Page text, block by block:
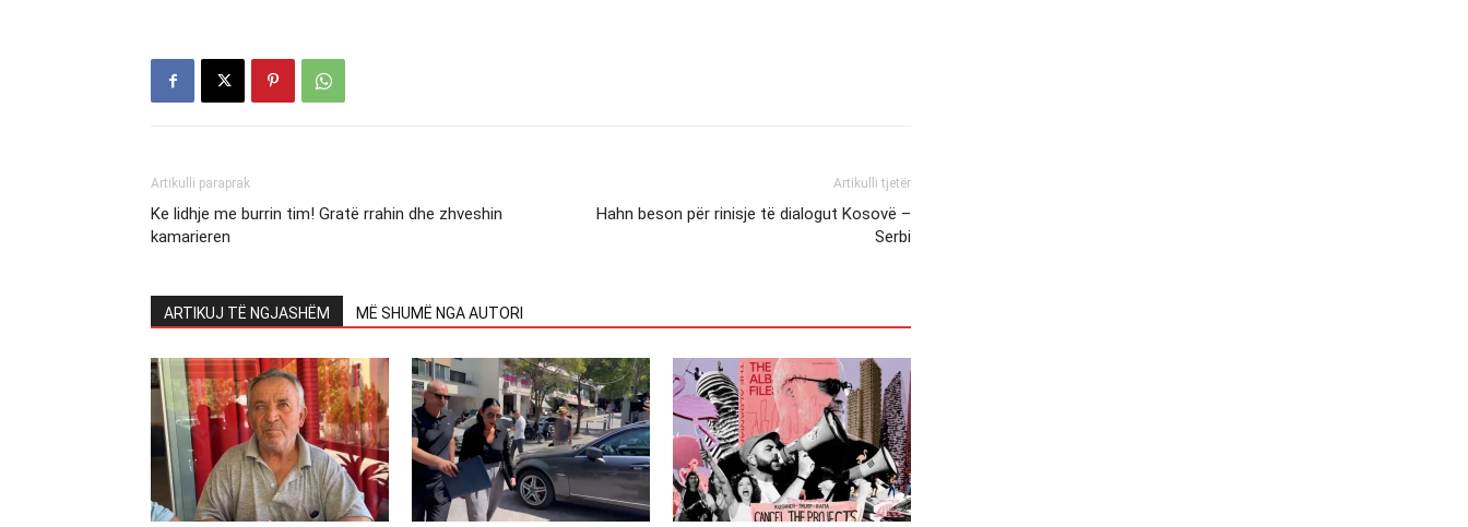
Artikulli paraprak
Ke lidhje me burrin tim! Gratë rrahin dhe zhveshin
kamarieren
Artikulli tjetër
Hahn beson për rinisje të dialogut Kosovë –
Serbi
ARTIKUJ TË NGJASHËM MË SHUMË NGA AUTORI